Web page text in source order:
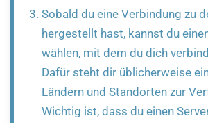
Sobald du eine Verbindung zu
hergestellt hast, kannst du
wählen, mit dem du dich
Dafür steht dir üblicherweise
Ländern und Standorten zur
Wichtig ist, dass du einen